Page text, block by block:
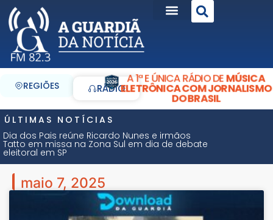
REGIÕES RÁDIO
A 1ª E ÚNICA RÁDIO DEMÚSICA
ELETRÔNICA COM JORNALISMO
DO BRASIL
ÚLTIMAS NOTÍCIAS
Dia dos Pais reúne Ricardo Nunes e irmãos
Tatto em missa na Zona Sul em dia de debate
eleitoral em SP
maio 7, 2025